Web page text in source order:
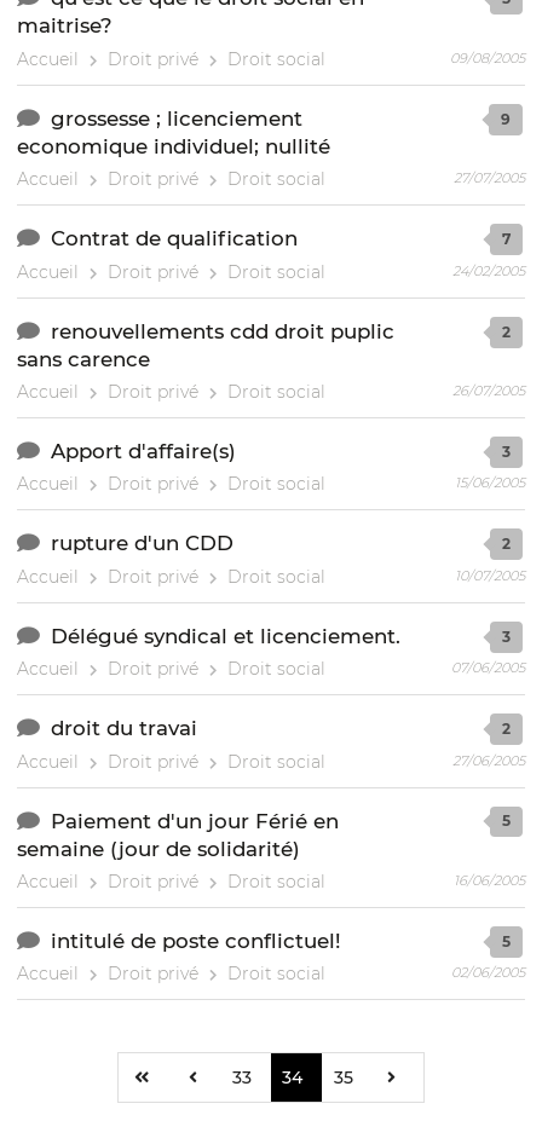
maitrise?
Accueil Droit privé Droit social 09/08/2005
grossesse ; licenciement
economique individuel; nullité
Accueil Droit privé Droit social
9
27/07/2005
Contrat de qualification
Accueil Droit privé Droit social
7
24/02/2005
renouvellements cdd droit puplic
sans carence
Accueil Droit privé Droit social
2
26/07/2005
Apport d'affaire(s)
Accueil Droit privé Droit social
3
15/06/2005
rupture d'un CDD
Accueil Droit privé Droit social
2
10/07/2005
Délégué syndical et licenciement.
Accueil Droit privé Droit social
3
07/06/2005
droit du travai
Accueil Droit privé Droit social
2
27/06/2005
Paiement d'un jour Férié en
semaine (jour de solidarité)
Accueil Droit privé Droit social
5
16/06/2005
intitulé de poste conflictuel!
Accueil Droit privé Droit social
5
02/06/2005
33 34 35